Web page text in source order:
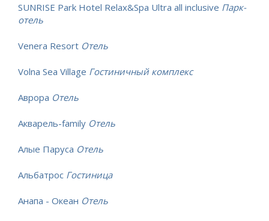
SUNRISE Park Hotel Relax&Spa Ultra all inclusive Парк-
отель
Venera Resort Отель
Volna Sea Village Гостиничный комплекс
Аврора Отель
Акварель-family Отель
Алые Паруса Отель
Альбатрос Гостиница
Анапа - Океан Отель